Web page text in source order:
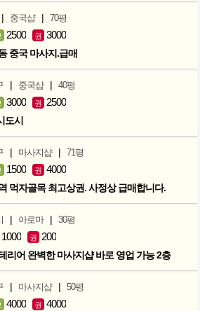
| 중국샵 | 70평
2500 권 3000
중국 마사지.급매
| 중국샵 | 40평
3000 권 2500
도시
| 마사지샵 | 71평
1500 권 4000
먹자골목 최고상권. 사정상 급매합니다.
| 아로마 | 30평
1000 권 200
리어 완벽한 마사지샵 바로 영업 가능 2층
| 마사지샵 | 50평
4000 권 4000